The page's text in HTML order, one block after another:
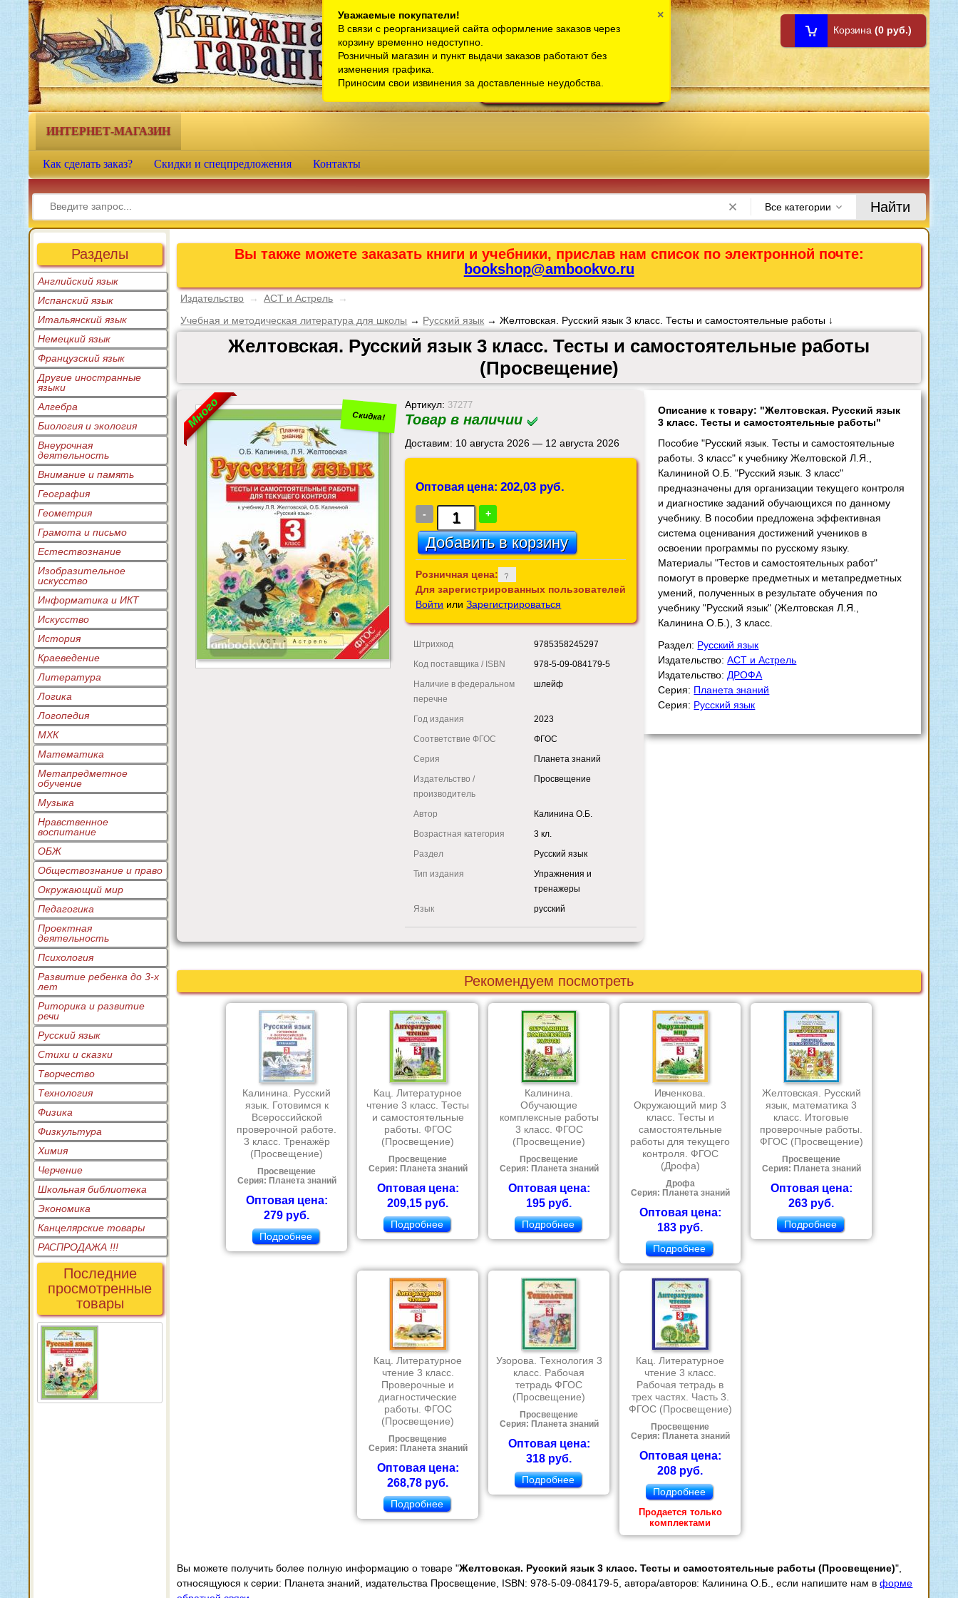
Телефон интернет-магазина:
Телефон розничного магазина:
bookshop@ambookvo.ru
Работаем ежедневно с 10:00 до 21:00
Корзина (0 руб.)
Книжная гавань - интернет-
магазин учебной литературы
ИНТЕРНЕТ-МАГАЗИН
Как сделать заказ? Скидки и спецпредложения Контакты
Все категории Найти
Разделы
Английский язык
Испанский язык
Итальянский язык
Немецкий язык
Французский язык
Другие иностранные
языки
Алгебра
Биология и экология
Внеурочная
деятельность
Внимание и память
География
Геометрия
Грамота и письмо
Естествознание
Изобразительное
искусство
Информатика и ИКТ
Искусство
История
Краеведение
Литература
Логика
Логопедия
МХК
Математика
Метапредметное
обучение
Музыка
Нравственное
воспитание
ОБЖ
Обществознание и право
Окружающий мир
Педагогика
Проектная
деятельность
Психология
Развитие ребенка до 3-х
лет
Риторика и развитие
речи
Русский язык
Стихи и сказки
Творчество
Технология
Физика
Физкультура
Химия
Черчение
Школьная библиотека
Экономика
Канцелярские товары
РАСПРОДАЖА !!!
Последние
просмотренные
товары
Вы также можете заказать книги и учебники, прислав нам список по электронной почте:
bookshop@ambookvo.ru
Издательство → АСТ и Астрель
→
Учебная и методическая литература для школы → Русский язык → Желтовская. Русский язык 3 класс. Тесты и самостоятельные работы ↓
Желтовская. Русский язык 3 класс. Тесты и самостоятельные работы
(Просвещение)
Много Скидка!
Артикул: 37277
Товар в наличии
Доставим: 10 августа 2026 — 12 августа 2026
Оптовая цена:202,03 руб.
- +
Розничная цена:
Для зарегистрированных пользователей
Войти илиЗарегистрироваться
Штрихкод
9785358245297
Код поставщика / ISBN
978-5-09-084179-5
Наличие в федеральном
перечне
шлейф
Год издания
2023
Соответствие ФГОС
ФГОС
Серия
Планета знаний
Издательство /
производитель
Просвещение
Автор
Калинина О.Б.
Возрастная категория
3 кл.
Раздел
Русский язык
Тип издания
Упражнения и
тренажеры
Язык
русский
Описание к товару: "Желтовская. Русский язык
3 класс. Тесты и самостоятельные работы"
Пособие "Русский язык. Тесты и самостоятельные
работы. 3 класс" к учебнику Желтовской Л.Я.,
Калининой О.Б. "Русский язык. 3 класс"
предназначены для организации текущего контроля
и диагностике заданий обучающихся по данному
учебнику. В пособии предложена эффективная
система оценивания достижений учеников в
освоении программы по русскому языку.
Материалы "Тестов и самостоятельных работ"
помогут в проверке предметных и метапредметных
умений, полученных в результате обучения по
учебнику "Русский язык" (Желтовская Л.Я.,
Калинина О.Б.), 3 класс.
Раздел: Русский язык
Издательство:АСТ и Астрель
Издательство: ДРОФА
Серия: Планета знаний
Серия: Русский язык
Рекомендуем посмотреть
Калинина. Русский
язык. Готовимся к
Всероссийской
проверочной работе.
3 класс. Тренажёр
(Просвещение)
Просвещение
Серия: Планета знаний
Оптовая цена:
279 руб.
Подробнее
Кац. Литературное
чтение 3 класс. Тесты
и самостоятельные
работы. ФГОС
(Просвещение)
Просвещение
Серия: Планета знаний
Оптовая цена:
209,15 руб.
Подробнее
Калинина.
Обучающие
комплексные работы
3 класс. ФГОС
(Просвещение)
Просвещение
Серия: Планета знаний
Оптовая цена:
195 руб.
Подробнее
Ивченкова.
Окружающий мир 3
класс. Тесты и
самостоятельные
работы для текущего
контроля. ФГОС
(Дрофа)
Дрофа
Серия: Планета знаний
Оптовая цена:
183 руб.
Подробнее
Желтовская. Русский
язык, математика 3
класс. Итоговые
проверочные работы.
ФГОС (Просвещение)
Просвещение
Серия: Планета знаний
Оптовая цена:
263 руб.
Подробнее
Кац. Литературное
чтение 3 класс.
Проверочные и
диагностические
работы. ФГОС
(Просвещение)
Просвещение
Серия: Планета знаний
Оптовая цена:
268,78 руб.
Подробнее
Узорова. Технология 3
класс. Рабочая
тетрадь ФГОС
(Просвещение)
Просвещение
Серия: Планета знаний
Оптовая цена:
318 руб.
Подробнее
Кац. Литературное
чтение 3 класс.
Рабочая тетрадь в
трех частях. Часть 3.
ФГОС (Просвещение)
Просвещение
Серия: Планета знаний
Оптовая цена:
208 руб.
Подробнее
Продается только
комплектами
Вы можете получить более полную информацию о товаре "Желтовская. Русский язык 3 класс. Тесты и самостоятельные работы (Просвещение)",
относящуюся к серии: Планета знаний, издательства Просвещение, ISBN: 978-5-09-084179-5, автора/авторов: Калинина О.Б., если напишите нам вформе
Уважаемые покупатели!
В связи с реорганизацией сайта оформление заказов через
корзину временно недоступно.
Розничный магазин и пункт выдачи заказов работают без
изменения графика.
Приносим свои извинения за доставленные неудобства.
×